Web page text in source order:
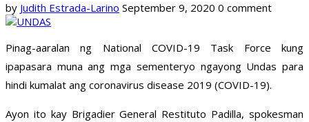
by Judith Estrada-Larino September 9, 2020 0 comment
Pinag-aaralan ng National COVID-19 Task Force kung
ipapasara muna ang mga sementeryo ngayong Undas para
hindi kumalat ang coronavirus disease 2019 (COVID-19).
Ayon ito kay Brigadier General Restituto Padilla, spokesman